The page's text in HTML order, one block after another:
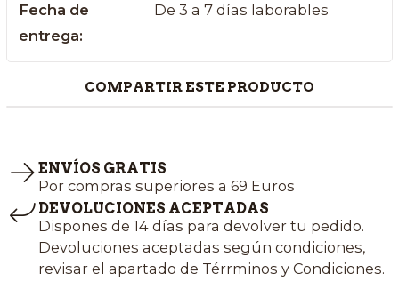
Fecha de
entrega:
De 3 a 7 días laborables
COMPARTIR ESTE PRODUCTO
ENVÍOS GRATIS
Por compras superiores a 69 Euros
DEVOLUCIONES ACEPTADAS
Dispones de 14 días para devolver tu pedido.
Devoluciones aceptadas según condiciones,
revisar el apartado de Térrminos y Condiciones.